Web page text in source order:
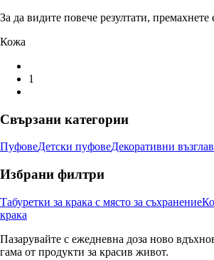
За да видите повече резултати,
Кожа
1
Свързани категории
ПуфовеДетски пуфовеДекоративни
Избрани филтри
Табуретки за крака с място за съхранение
крака
Пазарувайте с ежедневна доза ново
гама от продукти за красив живот.